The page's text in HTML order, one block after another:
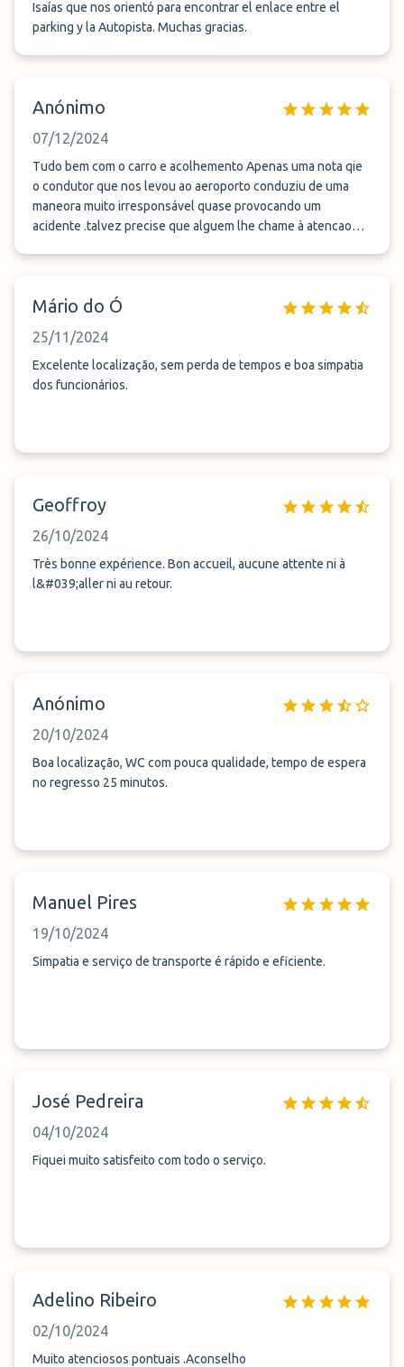
Isaías que nos orientó para encontrar el enlace entre el
parking y la Autopista. Muchas gracias.
Anónimo
07/12/2024
Tudo bem com o carro e acolhemento Apenas uma nota qie
o condutor que nos levou ao aeroporto conduziu de uma
maneora muito irresponsável quase provocando um
acidente .talvez precise que alguem lhe chame à atencao
Mário do Ó
25/11/2024
Excelente localização, sem perda de tempos e boa simpatia
dos funcionários.
Geoffroy
26/10/2024
Très bonne expérience. Bon accueil, aucune attente ni à
l&#039;aller ni au retour.
Anónimo
20/10/2024
Boa localização, WC com pouca qualidade, tempo de espera
no regresso 25 minutos.
Manuel Pires
19/10/2024
Simpatia e serviço de transporte é rápido e eficiente.
José Pedreira
04/10/2024
Fiquei muito satisfeito com todo o serviço.
Adelino Ribeiro
02/10/2024
Muito atenciosos pontuais .Aconselho